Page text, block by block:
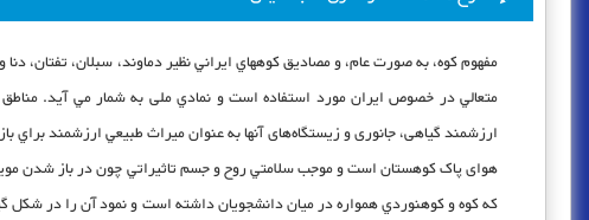
مفهوم كوه، به صورت عام، و مصاديق كوههاي ايراني نظير دماوند، سبلان، تفتان،
متعالي در خصوص ايران مورد استفاده است و نمادي ملی به شمار مي آید.
ارزشمند گیاهی، جانوری و زیستگاه‌های آنها به عنوان ميراث طبيعي ارزشمند
هوای پاک کوهستان است و موجب سلامتي روح و جسم تاثيراتي چون در باز شدن
که كوه و کوهنوردي همواره در ميان دانشجويان داشته است و نمود آن را در